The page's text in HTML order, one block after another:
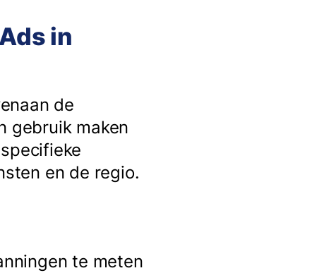
in
de
gebruik maken
en de regio.
te meten